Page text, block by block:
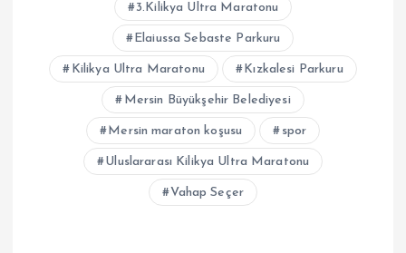
3.Kilikya Ultra Maratonu
Elaiussa Sebaste Parkuru
Kilikya Ultra Maratonu Kızkalesi Parkuru
Mersin Büyükşehir Belediyesi
Mersin maraton koşusu spor
Uluslararası Kilikya Ultra Maratonu
Vahap Seçer